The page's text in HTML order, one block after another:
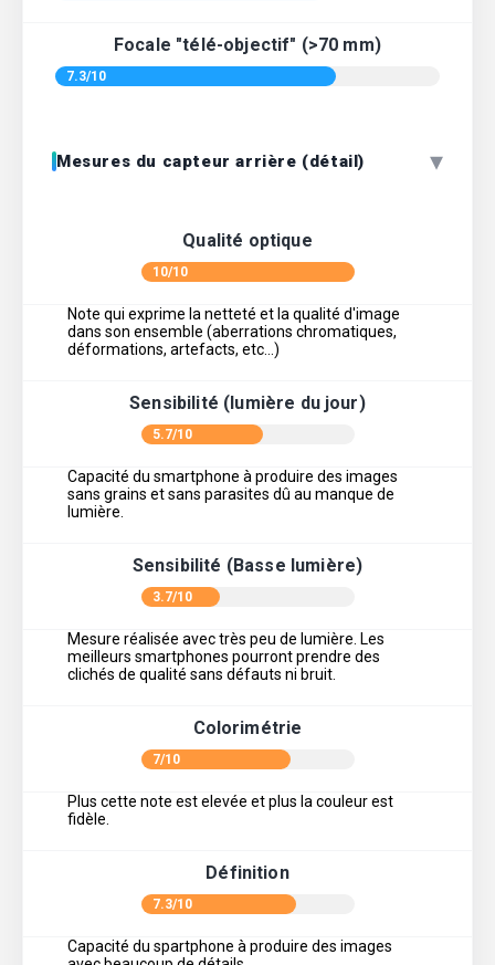
Focale "télé-objectif" (>70 mm)
7.3/10
Mesures du capteur arrière (détail) ▾
Qualité optique
10/10
Note qui exprime la netteté et la qualité d'image
dans son ensemble (aberrations chromatiques,
déformations, artefacts, etc…)
Sensibilité (lumière du jour)
5.7/10
Capacité du smartphone à produire des images
sans grains et sans parasites dû au manque de
lumière.
Sensibilité (Basse lumière)
3.7/10
Mesure réalisée avec très peu de lumière. Les
meilleurs smartphones pourront prendre des
clichés de qualité sans défauts ni bruit.
Colorimétrie
7/10
Plus cette note est elevée et plus la couleur est
fidèle.
Définition
7.3/10
Capacité du spartphone à produire des images